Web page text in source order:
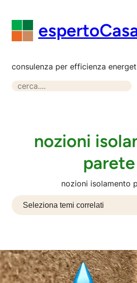
contenuto
consulenza per efficienza
S
nozioni
parete
nozioni isolamento